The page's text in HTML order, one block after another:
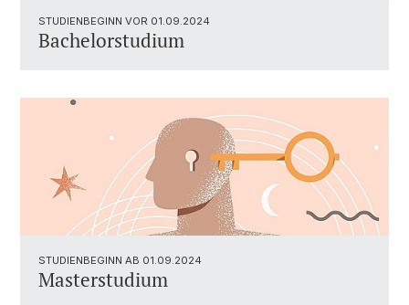
STUDIENBEGINN VOR 01.09.2024
Bachelorstudium
STUDIENBEGINN AB 01.09.2024
Masterstudium